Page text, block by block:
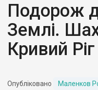
Подорож
Землі.
Кривий Ріг
Опубліковано Маленков